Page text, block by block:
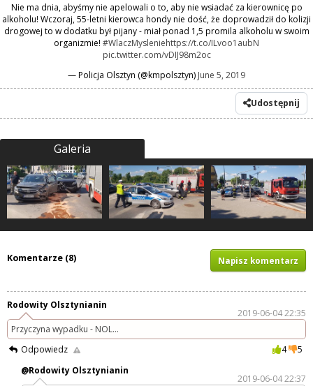
Nie ma dnia, abyśmy nie apelowali o to, aby nie wsiadać za kierownicę po
alkoholu! Wczoraj, 55-letni kierowca hondy nie dość, że doprowadził do kolizji
drogowej to w dodatku był pijany - miał ponad 1,5 promila alkoholu w swoim
organizmie! #WlaczMysleniehttps://t.co/ILvoo1aubN
pic.twitter.com/vDIJ98m2oc
— Policja Olsztyn (@kmpolsztyn) June 5, 2019
Udostępnij
Galeria
Komentarze (8) Napisz komentarz
Rodowity Olsztynianin
2019-06-04 22:35
Przyczyna wypadku - NOL...
Odpowiedz
4
5
@Rodowity Olsztynianin
2019-06-04 22:37